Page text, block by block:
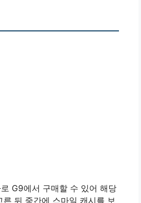
G9에서 구매할 수 있어 해당
뒤 중간에 스마일 캐시를 보